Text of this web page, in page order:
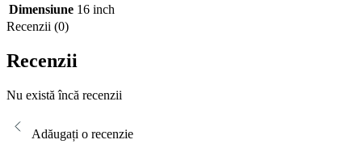
Dimensiune 16 inch
Recenzii (0)
Recenzii
Nu există încă recenzii
Adăugați o recenzie